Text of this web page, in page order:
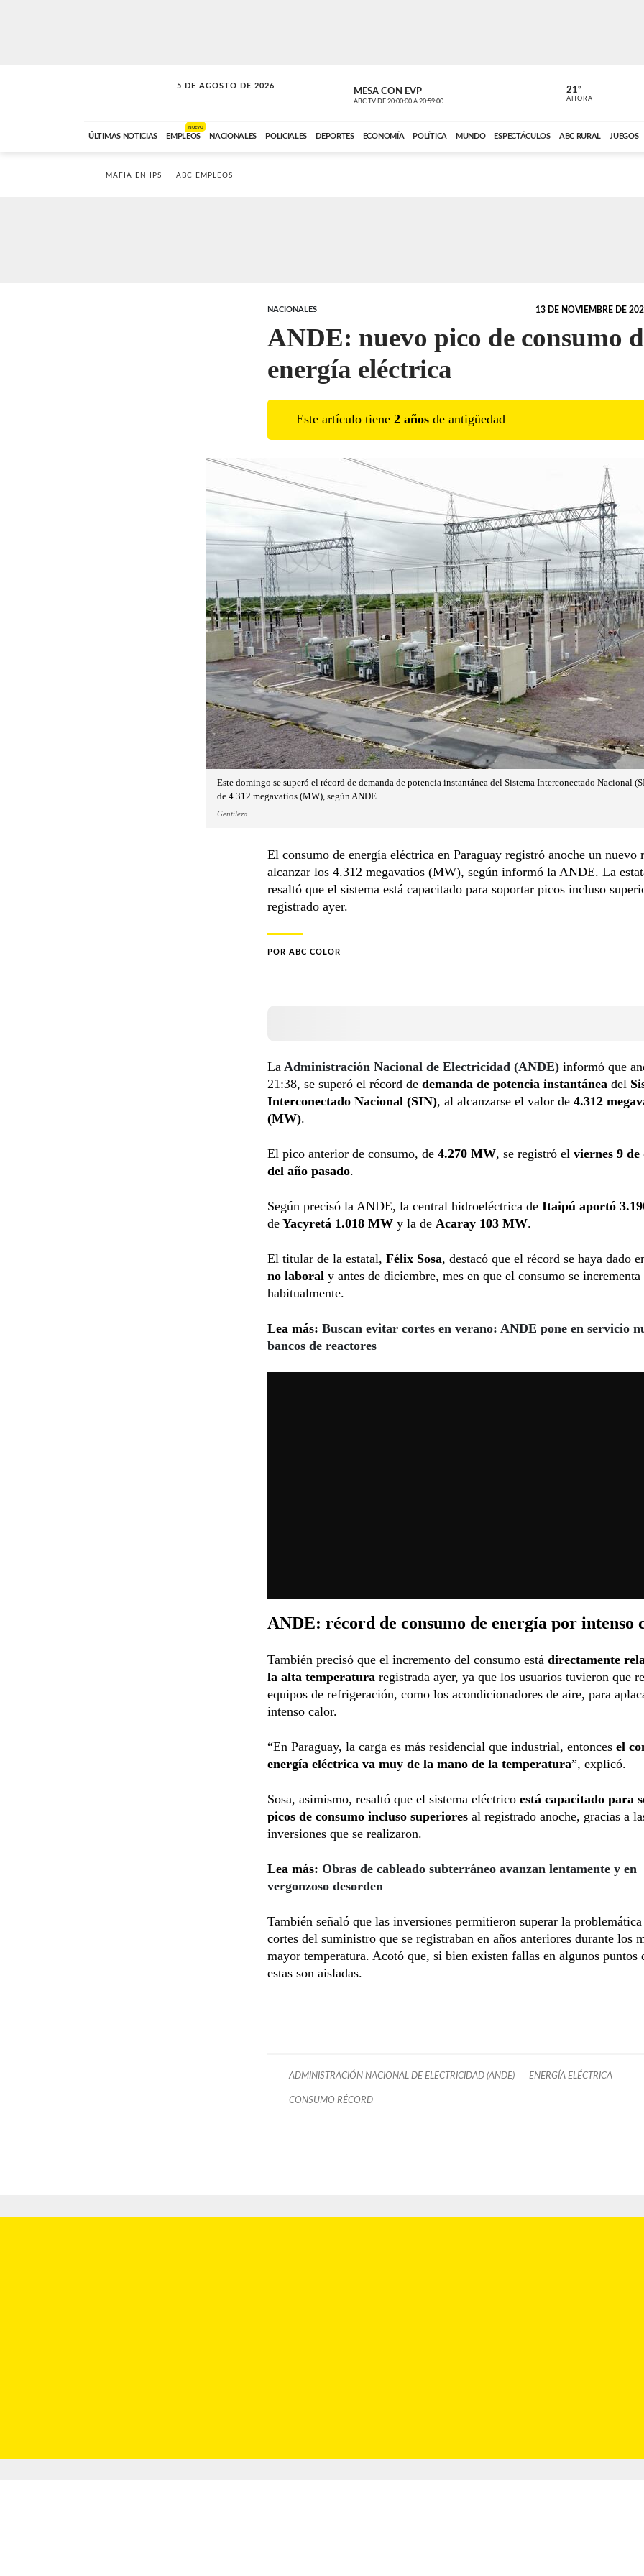
5 DE AGOSTO DE 2026
SOLO MÚSICA MESA CON EVP
ABC TV DE 20:00:00 A 20:59:00 ABC CARDINAL
21º
AHORA
ÚLTIMAS NOTICIAS EMPLEOS
NUEVO
NACIONALES POLICIALES DEPORTES ECONOMÍA POLÍTICA MUNDO ESPECTÁCULOS ABC RURAL JUEGOS
MAFIA EN IPS ABC EMPLEOS
NACIONALES 13 DE NOVIEMBRE DE
ANDE: nuevo pico de consumo
energía eléctrica
Este artículo tiene 2 años de antigüedad
Este domingo se superó el récord de demanda de potencia instantánea del Sistema Interconectado Nacional
de 4.312 megavatios (MW), según ANDE.
Gentileza
El consumo de energía eléctrica en Paraguay registró anoche un nuevo
alcanzar los 4.312 megavatios (MW), según informó la ANDE. La
resaltó que el sistema está capacitado para soportar picos incluso
registrado ayer.
POR ABC COLOR
La Administración Nacional de Electricidad (ANDE) informó que
21:38, se superó el récord de demanda de potencia instantánea del
Interconectado Nacional (SIN), al alcanzarse el valor de 4.312
(MW).
El pico anterior de consumo, de 4.270 MW, se registró el viernes 9
del año pasado.
Según precisó la ANDE, la central hidroeléctrica de Itaipú aportó
de Yacyretá 1.018 MW y la de Acaray 103 MW.
El titular de la estatal, Félix Sosa, destacó que el récord se haya dado
no laboral y antes de diciembre, mes en que el consumo se incrementa
habitualmente.
Lea más: Buscan evitar cortes en verano: ANDE pone en servicio
bancos de reactores
ANDE: récord de consumo de energía por intenso
También precisó que el incremento del consumo está directamente
la alta temperatura registrada ayer, ya que los usuarios tuvieron que
equipos de refrigeración, como los acondicionadores de aire, para
intenso calor.
“En Paraguay, la carga es más residencial que industrial, entonces el
energía eléctrica va muy de la mano de la temperatura”, explicó.
Sosa, asimismo, resaltó que el sistema eléctrico está capacitado para
picos de consumo incluso superiores al registrado anoche, gracias a
inversiones que se realizaron.
Lea más: Obras de cableado subterráneo avanzan lentamente y en
vergonzoso desorden
También señaló que las inversiones permitieron superar la
cortes del suministro que se registraban en años anteriores durante los
mayor temperatura. Acotó que, si bien existen fallas en algunos puntos
estas son aisladas.
ADMINISTRACIÓN NACIONAL DE ELECTRICIDAD (ANDE) ENERGÍA ELÉCTRICA
CONSUMO RÉCORD